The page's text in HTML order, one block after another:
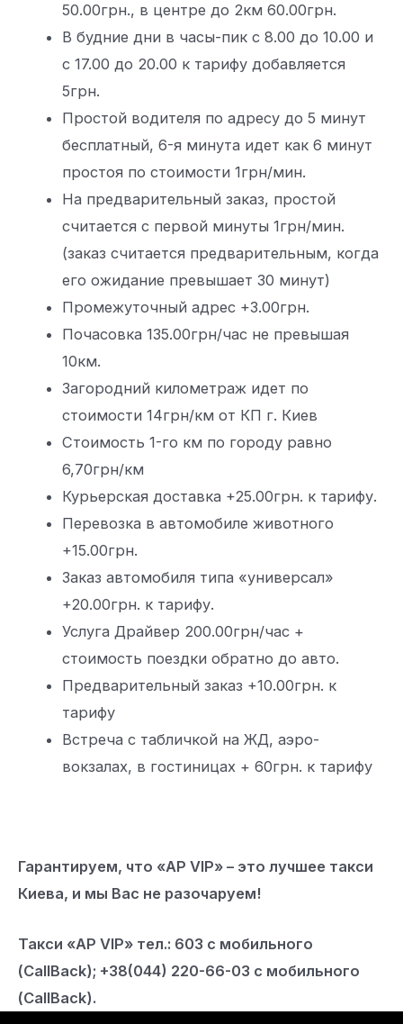
50.00грн., в центре до 2км 60.00грн.
В будние дни в часы-пик с 8.00 до 10.00 и
с 17.00 до 20.00 к тарифу добавляется
5грн.
Простой водителя по адресу до 5 минут
бесплатный, 6-я минута идет как 6 минут
простоя по стоимости 1грн/мин.
На предварительный заказ, простой
считается с первой минуты 1грн/мин.
(заказ считается предварительным, когда
его ожидание превышает 30 минут)
Промежуточный адрес +3.00грн.
Почасовка 135.00грн/час не превышая
10км.
Загородний километраж идет по
стоимости 14грн/км от КП г. Киев
Стоимость 1-го км по городу равно
6,70грн/км
Курьерская доставка +25.00грн. к тарифу.
Перевозка в автомобиле животного
+15.00грн.
Заказ автомобиля типа «универсал»
+20.00грн. к тарифу.
Услуга Драйвер 200.00грн/час +
стоимость поездки обратно до авто.
Предварительный заказ +10.00грн. к
тарифу
Встреча с табличкой на ЖД, аэро-
вокзалах, в гостиницах + 60грн. к тарифу
Гарантируем, что «АР VIP» – это лучшее такси
Киева, и мы Вас не разочаруем!
Такси «AP VIP» тел.: 603 с мобильного
(CallBack); +38(044) 220-66-03 с мобильного
(CallBack).